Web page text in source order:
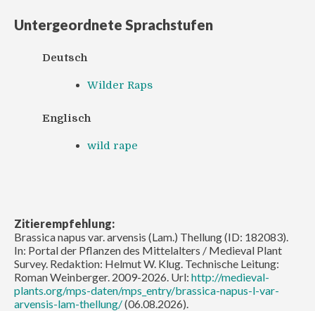
Untergeordnete Sprachstufen
Deutsch
Wilder Raps
Englisch
wild rape
Zitierempfehlung:
Brassica napus var. arvensis (Lam.) Thellung (ID: 182083).
In: Portal der Pflanzen des Mittelalters / Medieval Plant
Survey. Redaktion: Helmut W. Klug. Technische Leitung:
Roman Weinberger. 2009-2026. Url: http://medieval-
plants.org/mps-daten/mps_entry/brassica-napus-l-var-
arvensis-lam-thellung/(06.08.2026).